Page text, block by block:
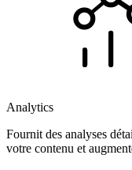
Analytics
Fournit des analyses
votre contenu et